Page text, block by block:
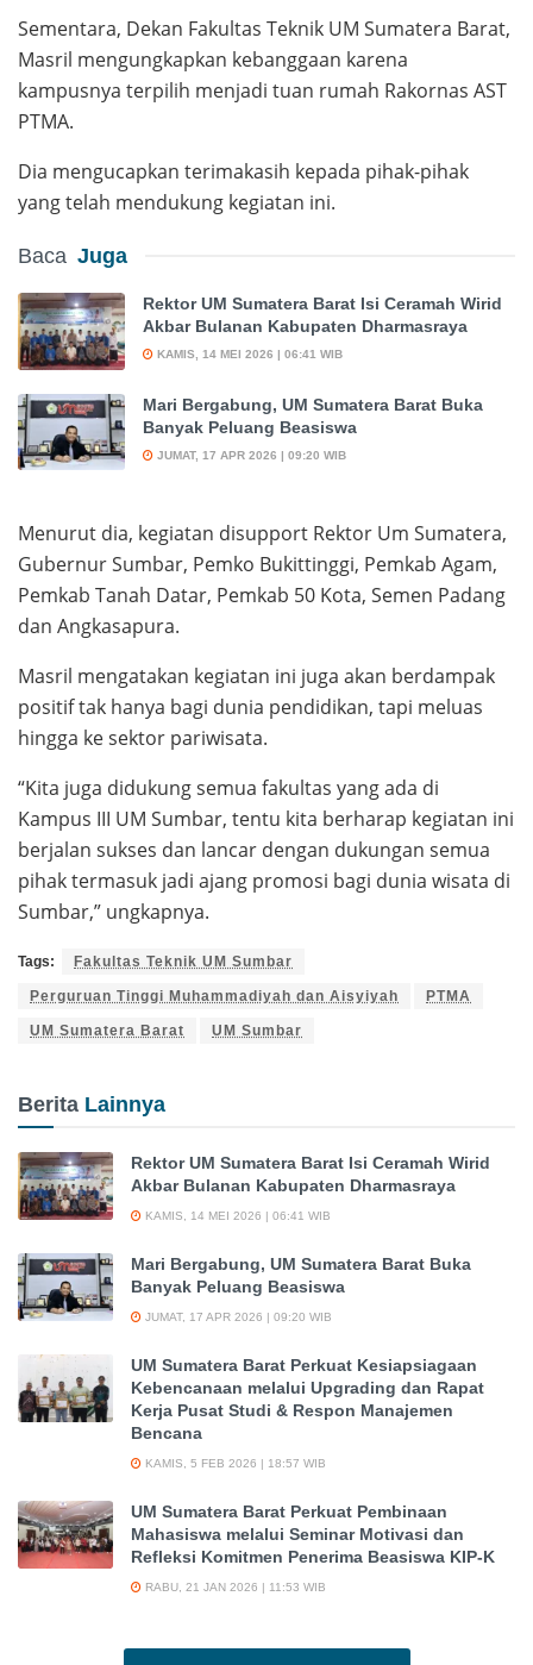
Sementara, Dekan Fakultas Teknik UM Sumatera Barat,
Masril mengungkapkan kebanggaan karena
kampusnya terpilih menjadi tuan rumah Rakornas AST
PTMA.
Dia mengucapkan terimakasih kepada pihak-pihak
yang telah mendukung kegiatan ini.
Baca Juga
Rektor UM Sumatera Barat Isi Ceramah Wirid
Akbar Bulanan Kabupaten Dharmasraya
KAMIS, 14 MEI 2026 | 06:41 WIB
Mari Bergabung, UM Sumatera Barat Buka
Banyak Peluang Beasiswa
JUMAT, 17 APR 2026 | 09:20 WIB
Menurut dia, kegiatan disupport Rektor Um Sumatera,
Gubernur Sumbar, Pemko Bukittinggi, Pemkab Agam,
Pemkab Tanah Datar, Pemkab 50 Kota, Semen Padang
dan Angkasapura.
Masril mengatakan kegiatan ini juga akan berdampak
positif tak hanya bagi dunia pendidikan, tapi meluas
hingga ke sektor pariwisata.
“Kita juga didukung semua fakultas yang ada di
Kampus III UM Sumbar, tentu kita berharap kegiatan ini
berjalan sukses dan lancar dengan dukungan semua
pihak termasuk jadi ajang promosi bagi dunia wisata di
Sumbar,” ungkapnya.
Tags: Fakultas Teknik UM Sumbar
Perguruan Tinggi Muhammadiyah dan Aisyiyah PTMA
UM Sumatera Barat UM Sumbar
Berita Lainnya
Rektor UM Sumatera Barat Isi Ceramah Wirid
Akbar Bulanan Kabupaten Dharmasraya
KAMIS, 14 MEI 2026 | 06:41 WIB
Mari Bergabung, UM Sumatera Barat Buka
Banyak Peluang Beasiswa
JUMAT, 17 APR 2026 | 09:20 WIB
UM Sumatera Barat Perkuat Kesiapsiagaan
Kebencanaan melalui Upgrading dan Rapat
Kerja Pusat Studi & Respon Manajemen
Bencana
KAMIS, 5 FEB 2026 | 18:57 WIB
UM Sumatera Barat Perkuat Pembinaan
Mahasiswa melalui Seminar Motivasi dan
Refleksi Komitmen Penerima Beasiswa KIP-K
RABU, 21 JAN 2026 | 11:53 WIB